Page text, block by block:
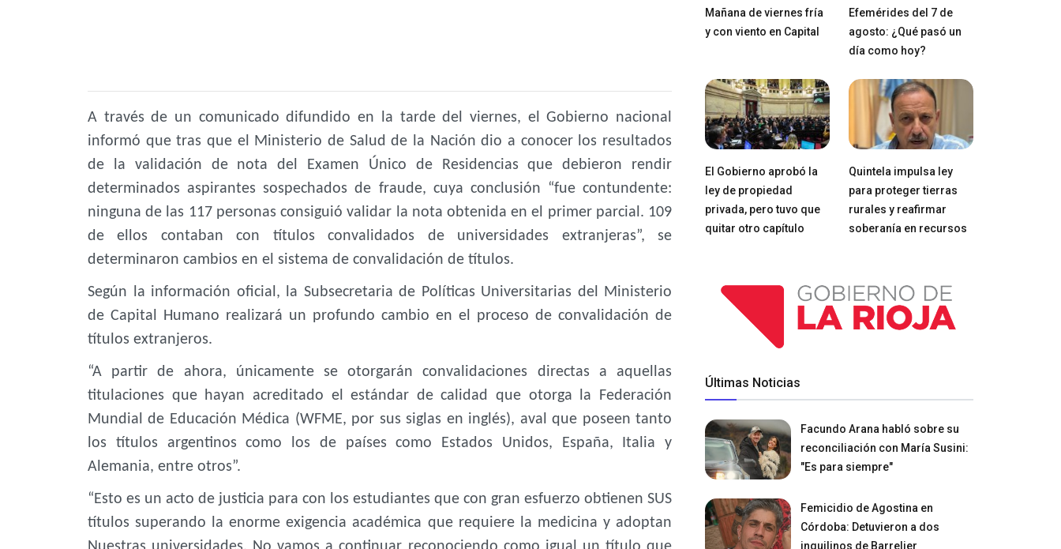
A través de un comunicado difundido en la tarde del viernes, el Gobierno nacional
informó que tras que el Ministerio de Salud de la Nación dio a conocer los resultados
de la validación de nota del Examen Único de Residencias que debieron rendir
determinados aspirantes sospechados de fraude, cuya conclusión “fue contundente:
ninguna de las 117 personas consiguió validar la nota obtenida en el primer parcial. 109
de ellos contaban con títulos convalidados de universidades extranjeras”, se
determinaron cambios en el sistema de convalidación de títulos.
Según la información oficial, la Subsecretaria de Políticas Universitarias del Ministerio
de Capital Humano realizará un profundo cambio en el proceso de convalidación de
títulos extranjeros.
“A partir de ahora, únicamente se otorgarán convalidaciones directas a aquellas
titulaciones que hayan acreditado el estándar de calidad que otorga la Federación
Mundial de Educación Médica (WFME, por sus siglas en inglés), aval que poseen tanto
los títulos argentinos como los de países como Estados Unidos, España, Italia y
Alemania, entre otros”.
“Esto es un acto de justicia para con los estudiantes que con gran esfuerzo obtienen SUS
títulos superando la enorme exigencia académica que requiere la medicina y adoptan
Mañana de viernes fría
y con viento en Capital
Efemérides del 7 de
agosto: ¿Qué pasó un
día como hoy?
El Gobierno aprobó la
ley de propiedad
privada, pero tuvo que
quitar otro capítulo
Quintela impulsa ley
para proteger tierras
rurales y reafirmar
soberanía en recursos
Últimas Noticias
Facundo Arana habló sobre su
reconciliación con María Susini:
"Es para siempre"
Femicidio de Agostina en
Córdoba: Detuvieron a dos
inquilinos de Barrelier